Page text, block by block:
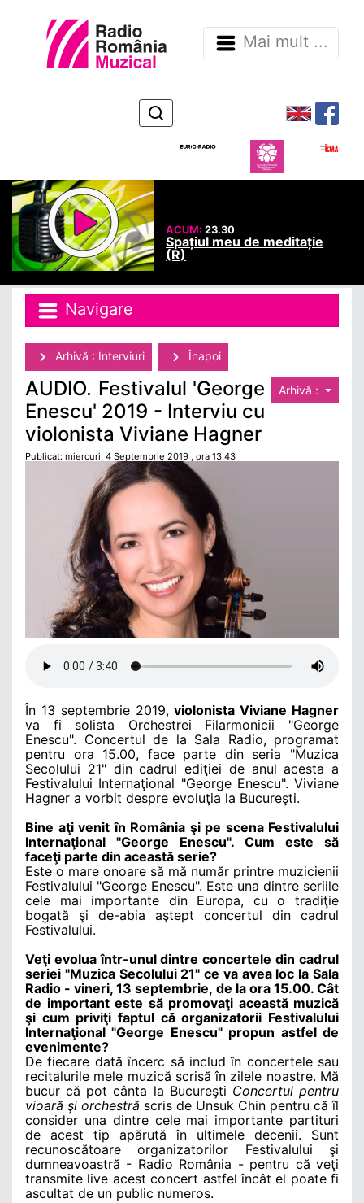
Mai mult ...
ACUM:23.30
Spațiul meu de meditație
(R)
Navigare
Arhivă : Interviuri Înapoi
Arhivă :
AUDIO. Festivalul 'George
Enescu' 2019 - Interviu cu
violonista Viviane Hagner
Publicat: miercuri, 4 Septembrie 2019 , ora 13.43
În 13 septembrie 2019,violonista Viviane Hagner
va fi solista Orchestrei Filarmonicii "George
Enescu". Concertul de la Sala Radio, programat
pentru ora 15.00, face parte din seria "Muzica
Secolului 21" din cadrul ediţiei de anul acesta a
Festivalului Internaţional "George Enescu". Viviane
Hagner a vorbit despre evoluţia la Bucureşti.
Bine aţi venit în România şi pe scena Festivalului
Internaţional "George Enescu". Cum este să
faceţi parte din această serie?
Este o mare onoare să mă număr printre muzicienii
Festivalului "George Enescu". Este una dintre seriile
cele mai importante din Europa, cu o tradiţie
bogată şi de-abia aştept concertul din cadrul
Festivalului.
Veţi evolua într-unul dintre concertele din cadrul
seriei "Muzica Secolului 21" ce va avea loc la Sala
Radio - vineri, 13 septembrie, de la ora 15.00. Cât
de important este să promovaţi această muzică
şi cum priviţi faptul că organizatorii Festivalului
Internaţional "George Enescu" propun astfel de
evenimente?
De fiecare dată încerc să includ în concertele sau
recitalurile mele muzică scrisă în zilele noastre. Mă
bucur că pot cânta la Bucureşti Concertul pentru
vioară şi orchestră scris de Unsuk Chin pentru că îl
consider una dintre cele mai importante partituri
de acest tip apărută în ultimele decenii. Sunt
recunoscătoare organizatorilor Festivalului şi
dumneavoastră - Radio România - pentru că veţi
transmite live acest concert astfel încât el poate fi
ascultat de un public numeros.